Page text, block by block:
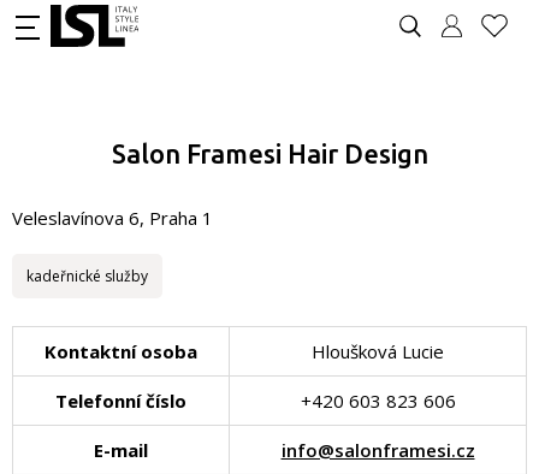
Salon Framesi Hair Design
Veleslavínova 6, Praha 1
kadeřnické služby
Kontaktní osoba Hloušková Lucie
Telefonní číslo +420 603 823 606
E-mail info@salonframesi.cz